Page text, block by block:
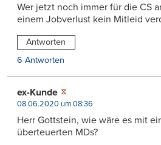
Wer jetzt noch immer für die CS
einem Jobverlust kein Mitleid
Antworten
6 Antworten
ex-Kunde
08.06.2020 um 08:36
Herr Gottstein, wie wäre es mit
überteuerten MDs?